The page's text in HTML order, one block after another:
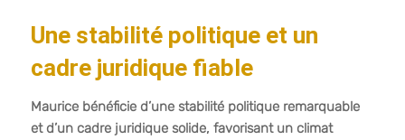
Une stabilité politique et un
cadre juridique fiable
Maurice bénéficie d’une stabilité politique remarquable
et d’un cadre juridique solide, favorisant un climat